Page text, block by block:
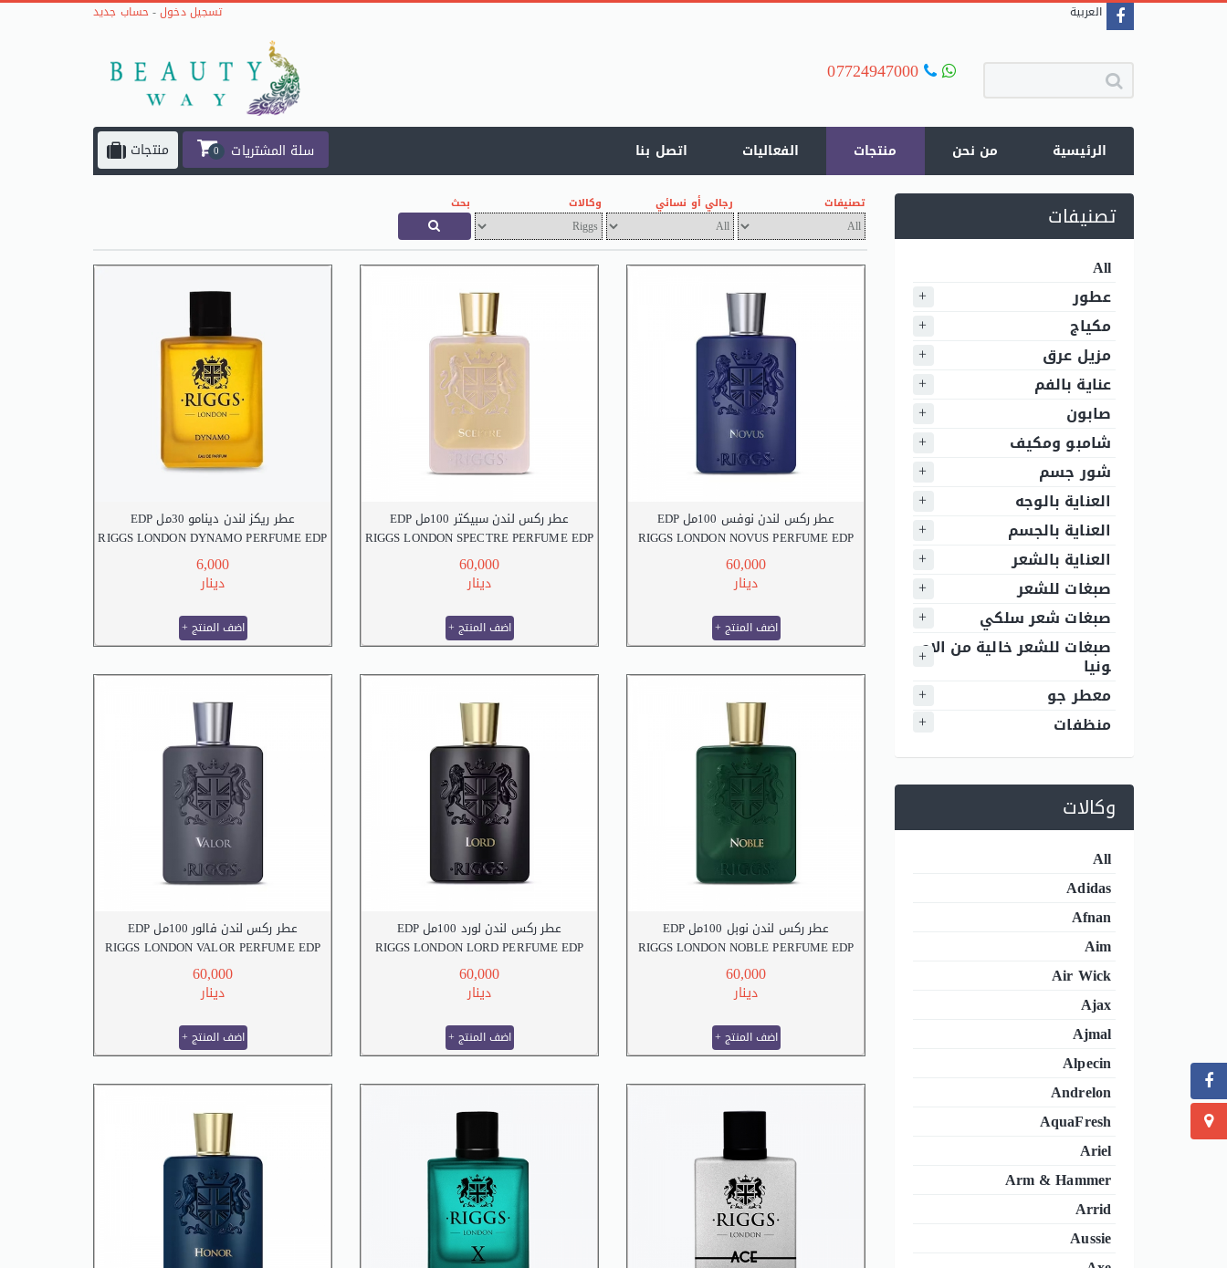
تسجيل دخول-حساب جديد العربية
07724947000
الرئيسية من نحن منتجات الفعاليات اتصل بنا منتجات 0 سلة المشتريات
تصنيفات رجالي أو نسائي وكالات بحث
عطر ريكز لندن دينامو 30مل EDP
RIGGS LONDON DYNAMO PERFUME EDP
30 M.L
6,000
دينار
+ اضف المنتج
عطر ركس لندن سبيكتر 100مل EDP
RIGGS LONDON SPECTRE PERFUME EDP
100 M.L
60,000
دينار
+ اضف المنتج
عطر ركس لندن نوفس 100مل EDP
RIGGS LONDON NOVUS PERFUME EDP
100 M.L
60,000
دينار
+ اضف المنتج
عطر ركس لندن فالور 100مل EDP
RIGGS LONDON VALOR PERFUME EDP
100 M.L
60,000
دينار
+ اضف المنتج
عطر ركس لندن لورد 100مل EDP
RIGGS LONDON LORD PERFUME EDP
100 M.L
60,000
دينار
+ اضف المنتج
عطر ركس لندن نوبل 100مل EDP
RIGGS LONDON NOBLE PERFUME EDP
100 M.L
60,000
دينار
+ اضف المنتج
تصنيفات
All
عطور
مكياج
مزيل عرق
عناية بالفم
صابون
شامبو ومكيف
شور جسم
العناية بالوجه
العناية بالجسم
العناية بالشعر
صبغات للشعر
صبغات شعر سلكي
صبغات للشعر خالية من الام
ونيا
معطر جو
منظفات
وكالات
All
Adidas
Afnan
Aim
Air Wick
Ajax
Ajmal
Alpecin
Andrelon
AquaFresh
Ariel
Arm & Hammer
Arrid
Aussie